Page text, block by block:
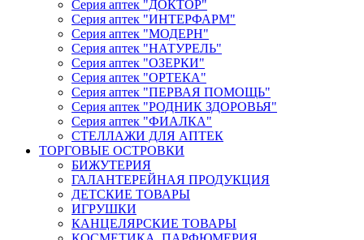
Серия аптек "ДОКТОР"
Серия аптек "ИНТЕРФАРМ"
Серия аптек "МОДЕРН"
Серия аптек "НАТУРЕЛЬ"
Серия аптек "ОЗЕРКИ"
Серия аптек "ОРТЕКА"
Серия аптек "ПЕРВАЯ ПОМОЩЬ"
Серия аптек "РОДНИК ЗДОРОВЬЯ"
Серия аптек "ФИАЛКА"
СТЕЛЛАЖИ ДЛЯ АПТЕК
ТОРГОВЫЕ ОСТРОВКИ
БИЖУТЕРИЯ
ГАЛАНТЕРЕЙНАЯ ПРОДУКЦИЯ
ДЕТСКИЕ ТОВАРЫ
ИГРУШКИ
КАНЦЕЛЯРСКИЕ ТОВАРЫ